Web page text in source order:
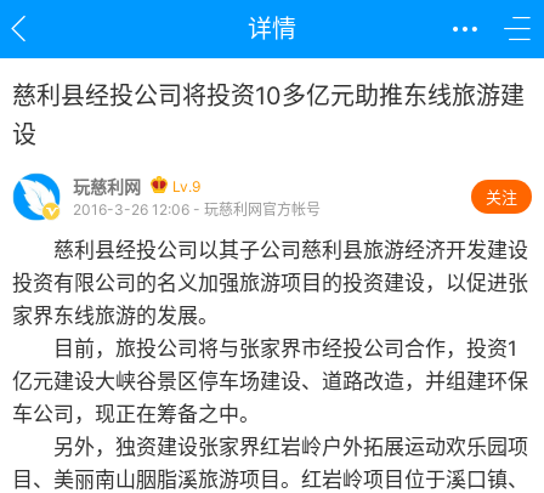
详情
慈利县经投公司将投资10多亿元助推东线旅游建
设
玩慈利网
Lv.9
2016-3-26 12:06 - 玩慈利网官方帐号
关注
慈利县经投公司以其子公司慈利县旅游经济开发建设
投资有限公司的名义加强旅游项目的投资建设，以促进张
家界东线旅游的发展。
目前，旅投公司将与张家界市经投公司合作，投资1
亿元建设大峡谷景区停车场建设、道路改造，并组建环保
车公司，现正在筹备之中。
另外，独资建设张家界红岩岭户外拓展运动欢乐园项
目、美丽南山胭脂溪旅游项目。红岩岭项目位于溪口镇、